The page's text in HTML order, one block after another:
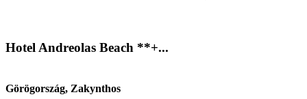
Hotel Andreolas Beach **+...
Görögország, Zakynthos